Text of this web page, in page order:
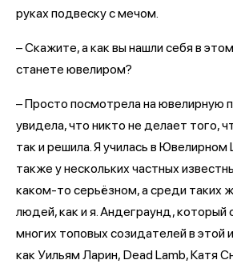
руках подвеску с мечом.
– Скажите, а как вы нашли себя в
станете ювелиром?
– Просто посмотрела на ювелирную
увидела, что никто не делает того,
так и решила. Я училась в
также у нескольких частных
каком-то серьёзном, а среди таких
людей, как и я. Андеграунд, который
многих топовых созидателей в этой
как Уильям Ларин, Dead Lamb, Катя